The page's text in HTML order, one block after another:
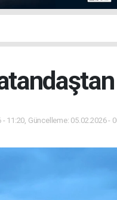
- 11:20, Güncelleme: 05.02.2026 -